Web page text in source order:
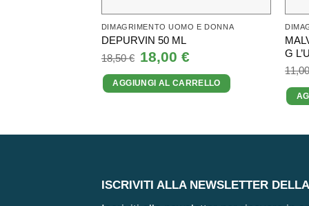
DIMAGRIMENTO UOMO E DONNA
DEPURVIN 50 ML
18,50€ Il
prezzo
originale
era:
18,50 €.
18,00€
attuale
è:
18,00 €.
AGGIUNGI AL CARRELLO
G
ISCRIVITI ALLA NEWSLETTER